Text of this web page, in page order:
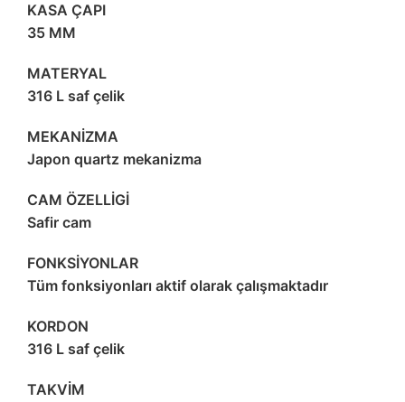
KASA ÇAPI
35 MM
MATERYAL
316 L saf çelik
MEKANİZMA
Japon quartz mekanizma
CAM ÖZELLİGİ
Safir cam
FONKSİYONLAR
Tüm fonksiyonları aktif olarak çalışmaktadır
KORDON
316 L saf çelik
TAKVİM